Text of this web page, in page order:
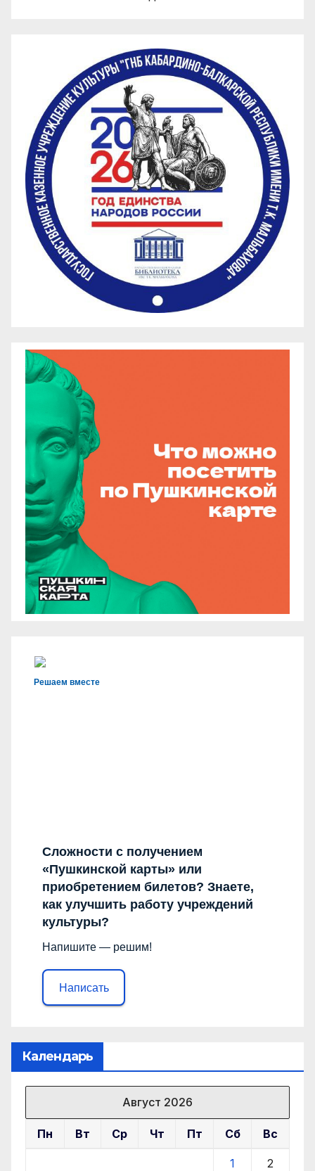
Решаем вместе
Сложности с получением
«Пушкинской карты» или
приобретением билетов? Знаете,
как улучшить работу учреждений
культуры?
Напишите — решим!
Написать
Календарь
Август 2026
Пн Вт Ср Чт Пт Сб Вс
1 2